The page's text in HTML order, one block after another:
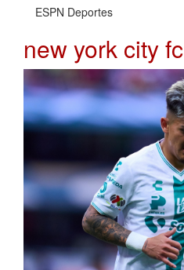
ESPN Deportes
new york city fc